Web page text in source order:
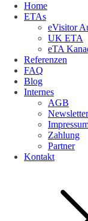
Home
ETAs
eVisitor
UK ETA
eTA
Referenzen
FAQ
Blog
Internes
AGB
Newsletter
Zahlung
Partner
Kontakt